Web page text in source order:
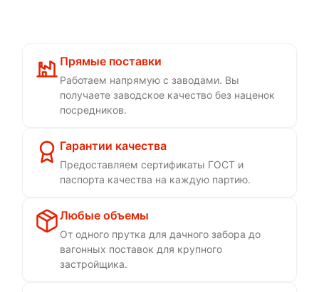
Прямые поставки
Работаем напрямую с заводами. Вы
получаете заводское качество без наценок
посредников.
Гарантии качества
Предоставляем сертификаты ГОСТ и
паспорта качества на каждую партию.
Любые объемы
От одного прутка для дачного забора до
вагонных поставок для крупного
застройщика.